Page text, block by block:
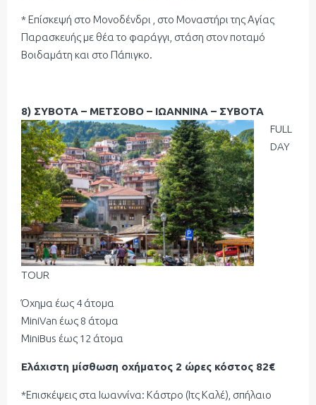
* Επίσκεψή στο Μονοδένδρι , στο Μοναστήρι της Αγίας
Παρασκευής με θέα το φαράγγι, στάση στον ποταμό
Βοιδαμάτη και στο Πάπιγκο.
8) ΣΥΒΟΤΑ – ΜΕΤΣΟΒΟ – ΙΩΑΝΝΙΝΑ – ΣΥΒΟΤΑ
FULL
DAY
TOUR
Όχημα έως 4 άτομα
ΜiniVan έως 8 άτομα
ΜiniBus έως 12 άτομα
Ελάχιστη μίσθωση οχήματος 2 ώρες κόστος 82€
*Επισκέψεις στα Ιωαννίνα: Κάστρο (Ιτς Καλέ), σπήλαιο